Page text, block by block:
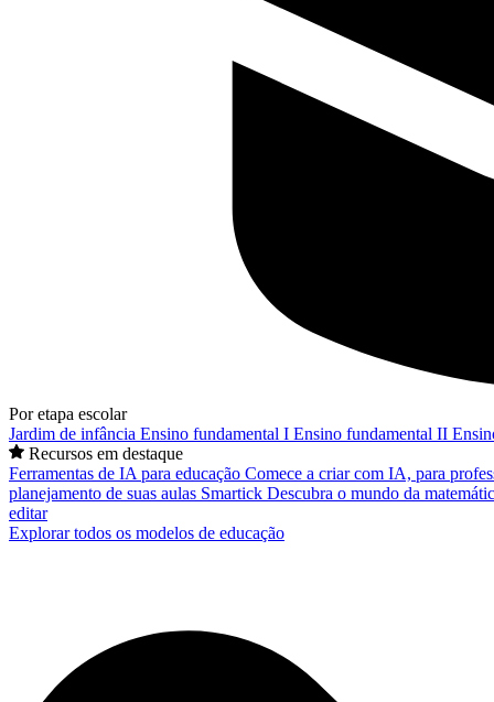
Por etapa escolar
Jardim de infância Ensino fundamental I Ensino fundamental II
Recursos em destaque
Ferramentas de IA para educação Comece a criar com IA, para
planejamento de suas aulas Smartick Descubra o mundo da
editar
Explorar todos os modelos de educação